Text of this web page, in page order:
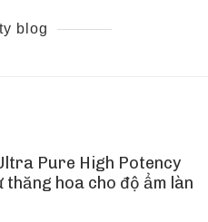
blog
Pure High Potency
thăng hoa cho độ ẩm làn